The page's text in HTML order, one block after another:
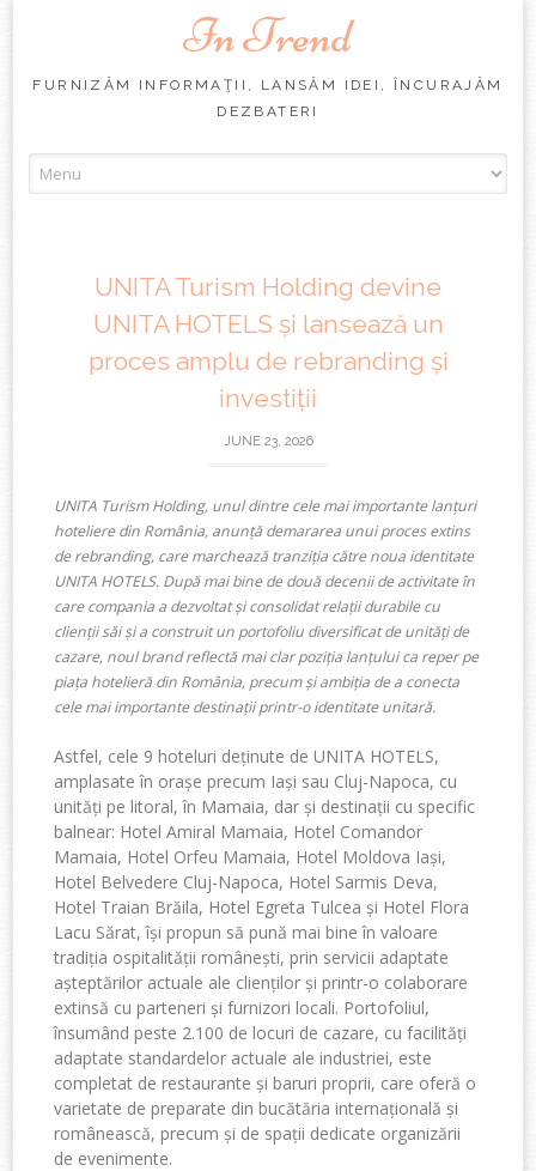
In Trend
FURNIZĂM INFORMAŢII, LANSĂM IDEI, ÎNCURAJĂM
DEZBATERI
to
UNITA Turism Holding devine
UNITA HOTELS și lansează un
proces amplu de rebranding și
investiții
JUNE 23, 2026
UNITA Turism Holding, unul dintre cele mai importante lanțuri
hoteliere din România, anunță demararea unui proces extins
de rebranding, care marchează tranziția către noua identitate
UNITA HOTELS. După mai bine de două decenii de activitate în
care compania a dezvoltat și consolidat relații durabile cu
clienții săi și a construit un portofoliu diversificat de unități de
cazare, noul brand reflectă mai clar poziția lanțului ca reper pe
piața hotelieră din România, precum și ambiția de a conecta
cele mai importante destinații printr-o identitate unitară.
Astfel, cele 9 hoteluri deținute de UNITA HOTELS,
amplasate în orașe precum Iași sau Cluj-Napoca, cu
unități pe litoral, în Mamaia, dar și destinații cu specific
balnear: Hotel Amiral Mamaia, Hotel Comandor
Mamaia, Hotel Orfeu Mamaia, Hotel Moldova Iași,
Hotel Belvedere Cluj-Napoca, Hotel Sarmis Deva,
Hotel Traian Brăila, Hotel Egreta Tulcea și Hotel Flora
Lacu Sărat, își propun să pună mai bine în valoare
tradiția ospitalității românești, prin servicii adaptate
așteptărilor actuale ale clienților și printr-o colaborare
extinsă cu parteneri și furnizori locali. Portofoliul,
însumând peste 2.100 de locuri de cazare, cu facilități
adaptate standardelor actuale ale industriei, este
completat de restaurante și baruri proprii, care oferă o
varietate de preparate din bucătăria internațională și
românească, precum și de spații dedicate organizării
de evenimente.